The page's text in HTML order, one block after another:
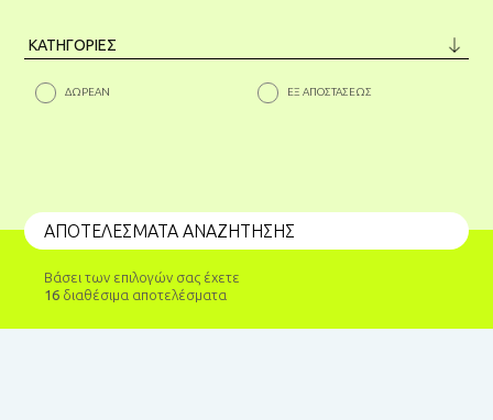
ΜΕΤΑΠΤΥΧΙΑΚΑ
ΠΡΟΠΤΥΧΙΑΚΑ
ΔΩΡΕΑΝ ΕΞ ΑΠΟΣΤΑΣΕΩΣ
ΑΠΟΤΕΛΕΣΜΑΤΑ ΑΝΑΖΗΤΗΣΗΣ
Βάσει των επιλογών σας έχετε
16 διαθέσιμα αποτελέσματα